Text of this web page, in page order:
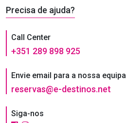
Precisa de ajuda?
Call Center
+351 289 898 925
Envie email para a nossa equipa
reservas@e-destinos.net
Siga-nos